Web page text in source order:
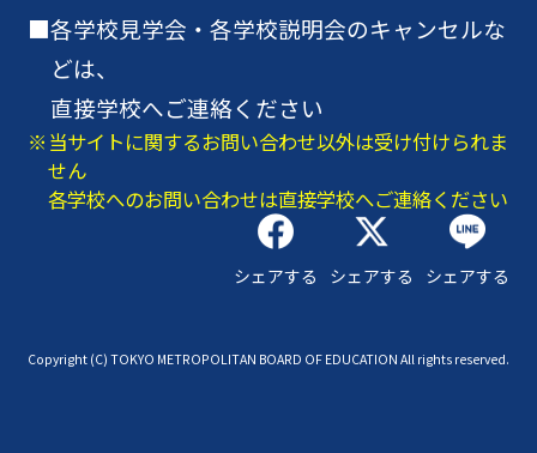
各学校見学会・各学校説明会のキャンセルな
どは、
直接学校へご連絡ください
当サイトに関するお問い合わせ以外は受け付けられま
せん
各学校へのお問い合わせは直接学校へご連絡ください
シェアする シェアする シェアする
Copyright (C) TOKYO METROPOLITAN BOARD OF EDUCATION All rights reserved.